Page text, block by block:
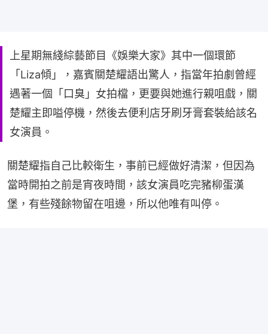
上星期無綫綜藝節目《娛樂大家》其中一個環節
「Liza傾」，嘉賓關楚耀語出驚人，指當年拍劇曾經
遇著一個「口臭」女拍檔，更要與她進行親咀戲，關
楚耀主即嗌停機，然後去便利店牙刷牙膏套裝給該名
女演員。
關楚耀指自己比較衛生，事前已經做好清潔，但因為
當時開拍之前是宵夜時間，該女演員吃完豬柳蛋漢
堡，有些殘餘物留在咀邊，所以他唯有叫停。